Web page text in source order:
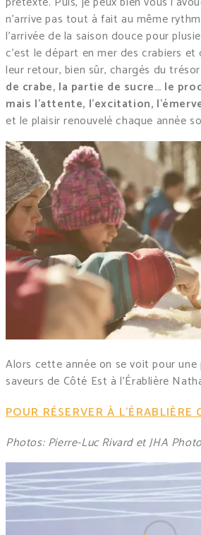
n’arrive pas tout à fait au même
l’arrivée de la saison douce pour
c’est le départ en mer des crabiers
leur retour, bien sûr, chargés du
de crabe, la partie de sucre… le
mais l’attente, l’excitation,
et le plaisir renouvelé chaque année
Alors cette année on se voit pour
saveurs de Côté Est à l’Érablière
POUR RÉSERVER À L’ÉRABLIÈRE
Photos: Pierre-Luc Rivard et JHA